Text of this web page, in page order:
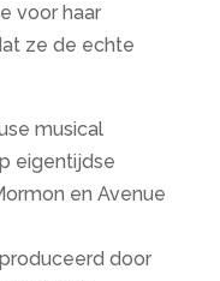
voor haar
ze de echte
musical
eigentijdse
en Avenue
door